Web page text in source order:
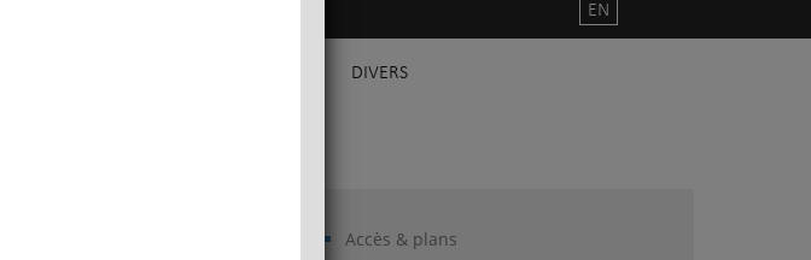
DIVERS
EN
Accès & plans